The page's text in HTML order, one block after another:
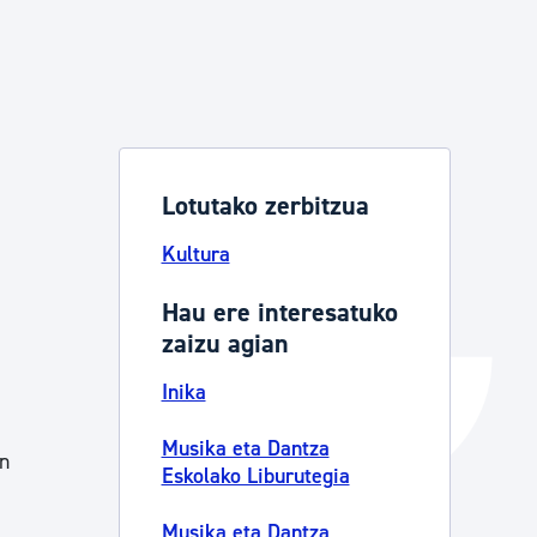
Lotutako zerbitzua
Kultura
Hau ere interesatuko
zaizu agian
Inika
Musika eta Dantza
Eskolako Liburutegia